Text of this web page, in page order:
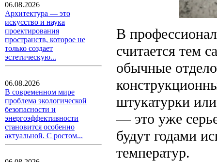
06.08.2026
Архитектура — это
искусство и наука
проектирования
пространств, которое не
только создает
эстетическую...
06.08.2026
В современном мире
проблема экологической
безопасности и
энергоэффективности
становится особенно
актуальной. С ростом...
В
считается тем
обычные
штукатурки
— это уже
будут годами
температур.